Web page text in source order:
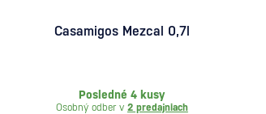
Casamigos Mezcal 0,7l
Posledné 4 kusy
Osobný odber v 2 predajniach